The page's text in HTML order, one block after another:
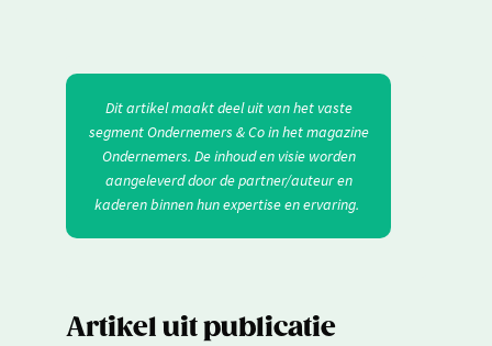
Dit artikel maakt deel uit van het vaste
segment Ondernemers & Co in het magazine
Ondernemers. De inhoud en visie worden
aangeleverd door de partner/auteur en
kaderen binnen hun expertise en ervaring.
Artikel uit publicatie